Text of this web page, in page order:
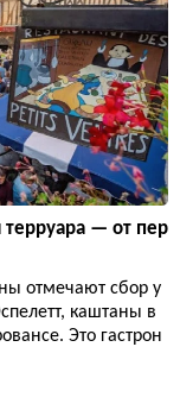
— от пер
отмечают сбор у
каштаны в
Это гастрон